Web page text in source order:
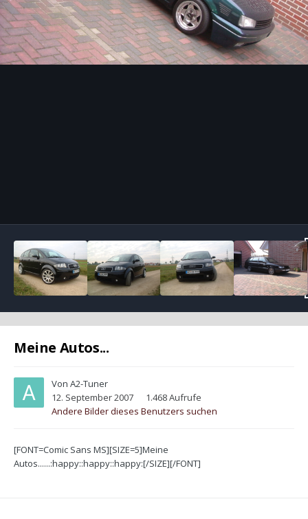
Meine Autos...
Von A2-Tuner
12. September 2007
1.468 Aufrufe
Andere Bilder dieses Benutzers suchen
[FONT=Comic Sans MS][SIZE=5]Meine
Autos......:happy::happy::happy:[/SIZE][/FONT]